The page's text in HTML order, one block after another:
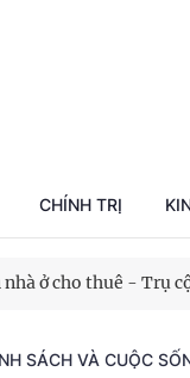
CHÍNH TRỊ
kinh tế nhà nước
ở cho thuê - Trụ
SÁCH VÀ CUỘC